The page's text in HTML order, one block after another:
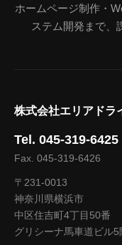
ホームページ制作・
ステム開発まで、
株式会社エリアドラ
Tel. 045-319-6425
Fax. 045-319-6426
〒231-0013
神奈川県横浜市
中区住吉町4丁目50番
グリシーナ馬車道ビル5